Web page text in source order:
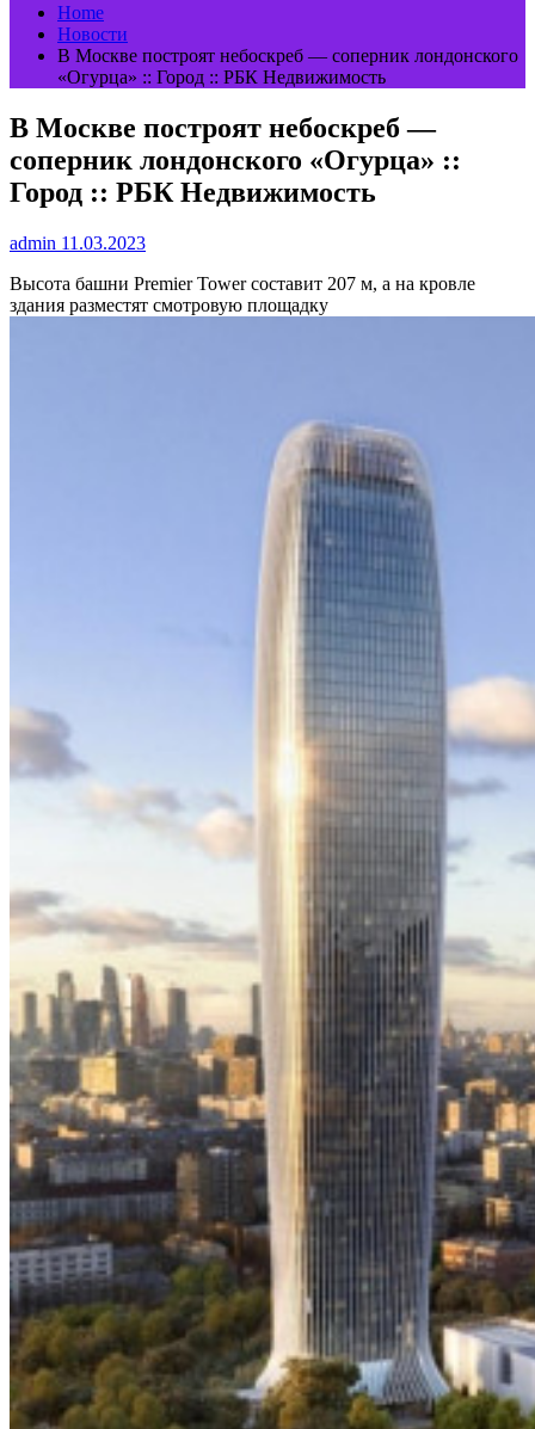
Home
Новости
В Москве построят небоскреб — соперник лондонского
«Огурца» :: Город :: РБК Недвижимость
В Москве построят небоскреб —
соперник лондонского «Огурца» ::
Город :: РБК Недвижимость
admin 11.03.2023
Высота башни Premier Tower составит 207 м, а на кровле
здания разместят смотровую площадку